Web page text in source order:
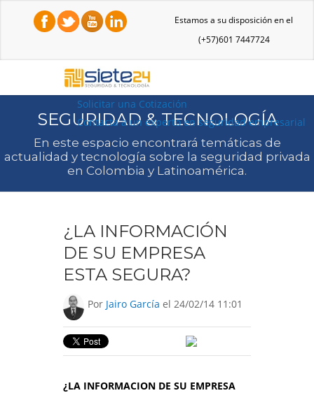
Estamos a su disposición en el
(+57)601 7447724
Solicitar una Cotización
Contacta a un experto en seguridad empresarial
SEGURIDAD & TECNOLOGÍA
En este espacio encontrará temáticas de
actualidad y tecnología sobre la seguridad privada
en Colombia y Latinoamérica.
¿LA INFORMACIÓN
DE SU EMPRESA
ESTA SEGURA?
Por Jairo García el 24/02/14 11:01
¿LA INFORMACION DE SU EMPRESA